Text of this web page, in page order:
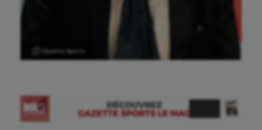
Ⓒ Gazette Sports